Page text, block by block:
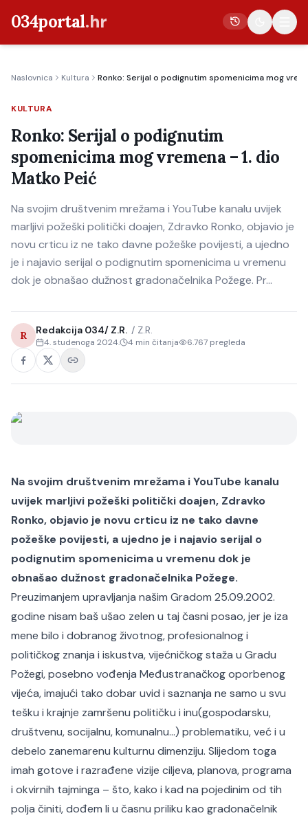
034portal.hr
Crna kronika
Poljoprivreda
Politika
Gospodarstvo
Život
Sport
Naslovnica Kultura Ronko: Serijal o podignutim spomenicima mog
KULTURA
Ronko: Serijal o podignutim
spomenicima mog vremena – 1. dio
Matko Peić
Na svojim društvenim mrežama i YouTube kanalu uvijek
marljivi požeški politički doajen, Zdravko Ronko, objavio je
novu crticu iz ne tako davne požeške povijesti, a ujedno
je i najavio serijal o podignutim spomenicima u vremenu
dok je obnašao dužnost gradonačelnika Požege. Pr…
R Redakcija 034/ Z.R. / Z.R.
4. studenoga 2024. 4 min čitanja 6.767 pregleda
Na svojim društvenim mrežama i YouTube kanalu
uvijek marljivi požeški politički doajen, Zdravko
Ronko, objavio je novu crticu iz ne tako davne
požeške povijesti, a ujedno je i najavio serijal o
podignutim spomenicima u vremenu dok je
obnašao dužnost gradonačelnika Požege.
Preuzimanjem upravljanja našim Gradom 25.09.2002.
godine nisam baš ušao zelen u taj časni posao, jer je iza
mene bilo i dobranog životnog, profesionalnog i
političkog znanja i iskustva, vijećničkog staža u Gradu
Požegi, posebno vođenja Međustranačkog oporbenog
vijeća, imajući tako dobar uvid i saznanja ne samo u svu
tešku i krajnje zamršenu političku i inu(gospodarsku,
društvenu, socijalnu, komunalnu…) problematiku, već i u
debelo zanemarenu kulturnu dimenziju. Slijedom toga
imah gotove i razrađene vizije ciljeva, planova, programa
i okvirnih tajminga – što, kako i kad na pojedinim od tih
polja činiti, dođem li u časnu priliku kao gradonačelnik